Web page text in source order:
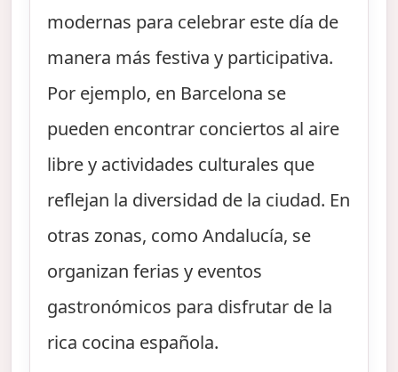
modernas para celebrar este día de
manera más festiva y participativa.
Por ejemplo, en Barcelona se
pueden encontrar conciertos al aire
libre y actividades culturales que
reflejan la diversidad de la ciudad. En
otras zonas, como Andalucía, se
organizan ferias y eventos
gastronómicos para disfrutar de la
rica cocina española.